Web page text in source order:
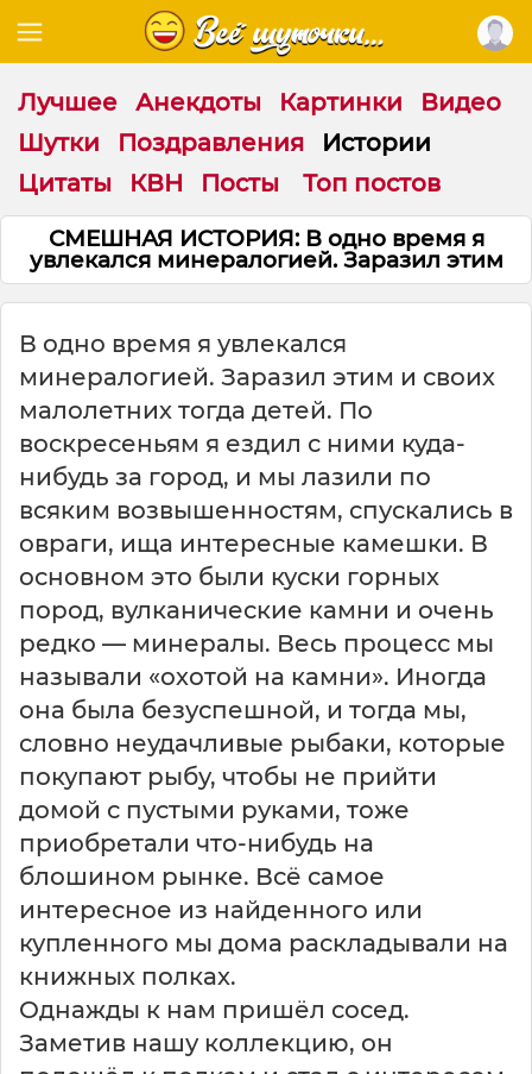
Лучшее Анекдоты Картинки
Видео
Шутки
Поздравления
Истории
Цитаты
КВН Посты Топ постов
СМЕШНАЯ ИСТОРИЯ: В одно время я
увлекался минералогией. Заразил этим
В одно время я увлекался
минералогией. Заразил этим и своих
малолетних тогда детей. По
воскресеньям я ездил с ними куда-
нибудь за город, и мы лазили по
всяким возвышенностям, спускались в
овраги, ища интересные камешки. В
основном это были куски горных
пород, вулканические камни и очень
редко — минералы. Весь процесс мы
называли «охотой на камни». Иногда
она была безуспешной, и тогда мы,
словно неудачливые рыбаки, которые
покупают рыбу, чтобы не прийти
домой с пустыми руками, тоже
приобретали что-нибудь на
блошином рынке. Всё самое
интересное из найденного или
купленного мы дома раскладывали на
книжных полках.
Однажды к нам пришёл сосед.
Заметив нашу коллекцию, он